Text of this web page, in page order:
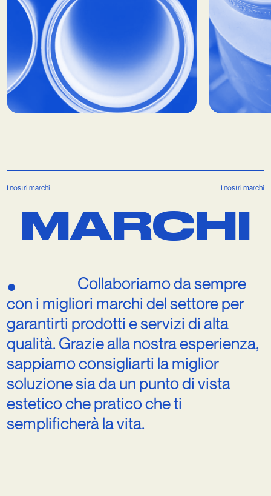
I nostri marchi I nostri marchi
MARCHI
● Collaboriamodasempre
con i migliori marchi delsettoreper
garantirti prodotti eservizi di alta
qualità. Grazieallanostraesperienza,
sappiamoconsigliarti lamiglior
soluzionesiadaun puntodi vista
esteticochepraticocheti
semplificheràlavita.